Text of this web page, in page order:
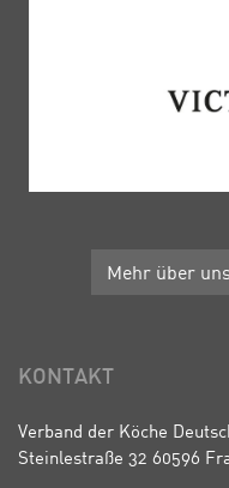
Mehr über
KONTAKT
Verband der Köche
Steinlestraße 32 60596